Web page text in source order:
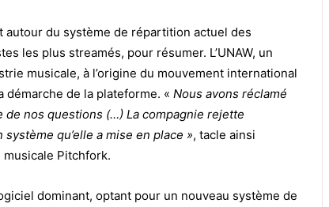
autour du système de répartition actuel des
les plus streamés, pour résumer. L’UNAW, un
musicale, à l’origine du mouvement international
démarche de la plateforme. « Nous avons réclamé
de nos questions (…) La compagnie rejette
qu’elle a mise en place », tacle ainsi
musicale Pitchfork.
dominant, optant pour un nouveau système de